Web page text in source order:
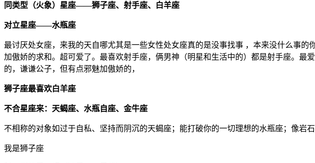
同类型（火象）星座——狮子座、射手座、白羊座
对立星座——水瓶座
最讨厌处女座，来我的天自哪尤其是一些女性处女座真的是没事找事 ，本来没什么事
加傲娇的求和。超可爱了。最喜欢射手座，俩男神（明星和生活中的）都是射手座。
的，谦谦公子，但有点邪魅加傲娇的，
狮子座最喜欢白羊座
不合星座来：天蝎座、水瓶自座、金牛座
不相称的对象如过于自私、坚持而阴沉的天蝎座；能打破你的一切理想的水瓶座；像岩
我是狮子座